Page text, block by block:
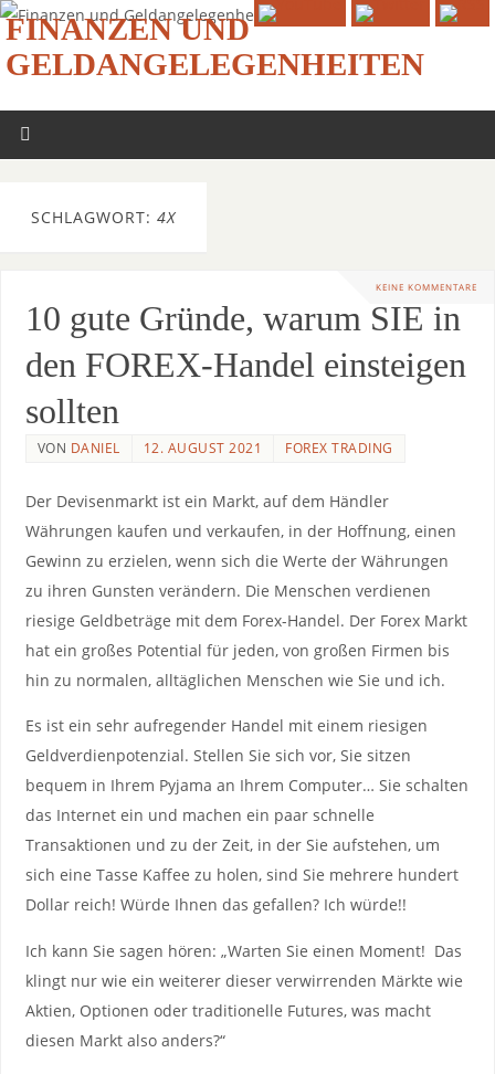
FINANZEN UND
GELDANGELEGENHEITEN
SCHLAGWORT: 4X
KEINE KOMMENTARE
10 gute Gründe, warum SIE in
den FOREX-Handel einsteigen
sollten
VON DANIEL 12. AUGUST 2021 FOREX TRADING
Der Devisenmarkt ist ein Markt, auf dem Händler
Währungen kaufen und verkaufen, in der Hoffnung, einen
Gewinn zu erzielen, wenn sich die Werte der Währungen
zu ihren Gunsten verändern. Die Menschen verdienen
riesige Geldbeträge mit dem Forex-Handel. Der Forex Markt
hat ein großes Potential für jeden, von großen Firmen bis
hin zu normalen, alltäglichen Menschen wie Sie und ich.
Es ist ein sehr aufregender Handel mit einem riesigen
Geldverdienpotenzial. Stellen Sie sich vor, Sie sitzen
bequem in Ihrem Pyjama an Ihrem Computer… Sie schalten
das Internet ein und machen ein paar schnelle
Transaktionen und zu der Zeit, in der Sie aufstehen, um
sich eine Tasse Kaffee zu holen, sind Sie mehrere hundert
Dollar reich! Würde Ihnen das gefallen? Ich würde!!
Ich kann Sie sagen hören: „Warten Sie einen Moment! Das
klingt nur wie ein weiterer dieser verwirrenden Märkte wie
Aktien, Optionen oder traditionelle Futures, was macht
diesen Markt also anders?“